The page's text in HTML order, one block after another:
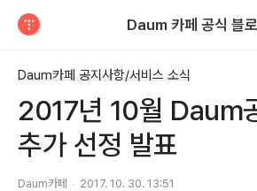
Daum 카페 공식 블
Daum카페 공지사항/서비스 소식
2017년 10월 Daum
추가 선정 발표
Daum카페 2017. 10. 30. 13:51